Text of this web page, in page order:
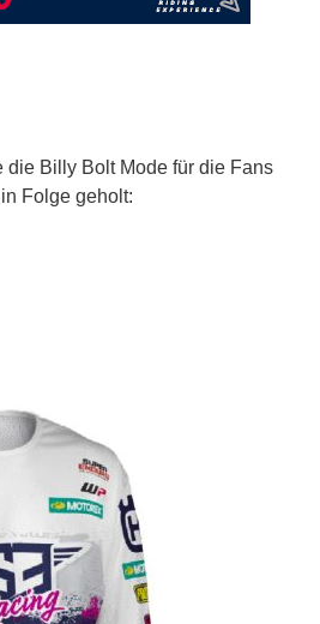
Billy Bolt Mode für die Fans
Folge geholt: